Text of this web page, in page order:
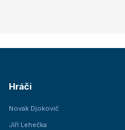
Hráči
Novak Djokovič
Jiří Lehečka